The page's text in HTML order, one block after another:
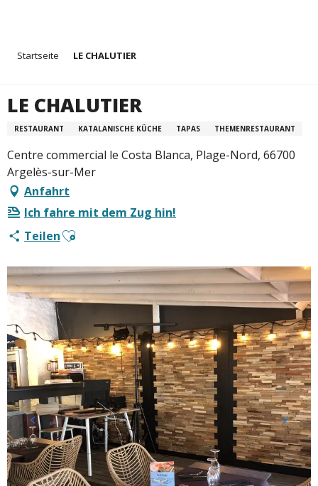
principal
Startseite LE CHALUTIER
LE CHALUTIER
RESTAURANT KATALANISCHE KÜCHE TAPAS THEMENRESTAURANT
Centre commercial le Costa Blanca, Plage-Nord, 66700
Argelès-sur-Mer
Anfahrt
Ich fahre mit dem Zug hin!
TeilenAjouter aux favoris